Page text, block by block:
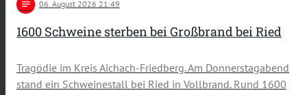
notes 06. August 2026 21:49
1600 Schweine sterben bei Großbrand bei Ried
Tragödie im Kreis Aichach-Friedberg. Am Donnerstagabend
stand ein Schweinestall bei Ried in Vollbrand. Rund 1600